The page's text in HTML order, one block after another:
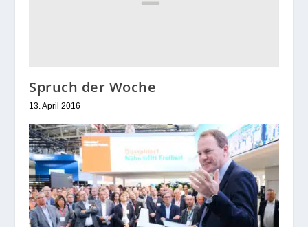
Spruch der Woche
13. April 2016